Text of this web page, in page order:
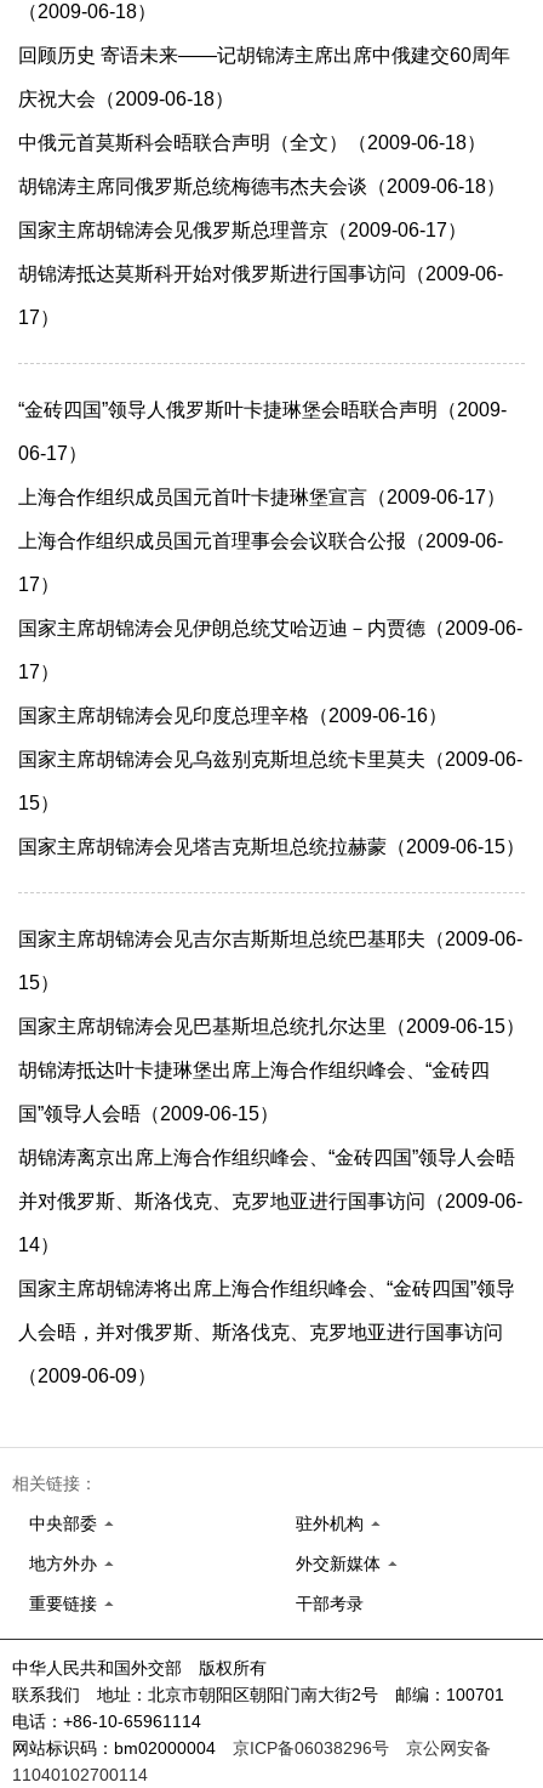
（2009-06-18）
回顾历史 寄语未来——记胡锦涛主席出席中俄建交60周年
庆祝大会（2009-06-18）
中俄元首莫斯科会晤联合声明（全文）（2009-06-18）
胡锦涛主席同俄罗斯总统梅德韦杰夫会谈（2009-06-18）
国家主席胡锦涛会见俄罗斯总理普京（2009-06-17）
胡锦涛抵达莫斯科开始对俄罗斯进行国事访问（2009-06-
17）
“金砖四国”领导人俄罗斯叶卡捷琳堡会晤联合声明（2009-
06-17）
上海合作组织成员国元首叶卡捷琳堡宣言（2009-06-17）
上海合作组织成员国元首理事会会议联合公报（2009-06-
17）
国家主席胡锦涛会见伊朗总统艾哈迈迪－内贾德（2009-06-
17）
国家主席胡锦涛会见印度总理辛格（2009-06-16）
国家主席胡锦涛会见乌兹别克斯坦总统卡里莫夫（2009-06-
15）
国家主席胡锦涛会见塔吉克斯坦总统拉赫蒙（2009-06-15）
国家主席胡锦涛会见吉尔吉斯斯坦总统巴基耶夫（2009-06-
15）
国家主席胡锦涛会见巴基斯坦总统扎尔达里（2009-06-15）
胡锦涛抵达叶卡捷琳堡出席上海合作组织峰会、“金砖四
国”领导人会晤（2009-06-15）
胡锦涛离京出席上海合作组织峰会、“金砖四国”领导人会晤
并对俄罗斯、斯洛伐克、克罗地亚进行国事访问（2009-06-
14）
国家主席胡锦涛将出席上海合作组织峰会、“金砖四国”领导
人会晤，并对俄罗斯、斯洛伐克、克罗地亚进行国事访问
（2009-06-09）
相关链接：
中央部委 驻外机构
地方外办 外交新媒体
重要链接 干部考录
中华人民共和国外交部 版权所有
联系我们 地址：北京市朝阳区朝阳门南大街2号 邮编：100701
电话：+86-10-65961114
网站标识码：bm02000004 京ICP备06038296号
京公网安备
11040102700114